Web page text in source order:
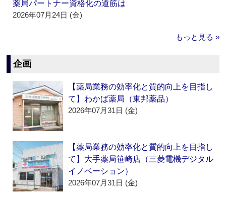
薬局パートナー資格化の道筋は
2026年07月24日 (金)
もっと見る »
企画
【薬局業務の効率化と質的向上を目指し
て】わかば薬局（東邦薬品）
2026年07月31日 (金)
【薬局業務の効率化と質的向上を目指し
て】大手薬局笹崎店（三菱電機デジタル
イノベーション）
2026年07月31日 (金)